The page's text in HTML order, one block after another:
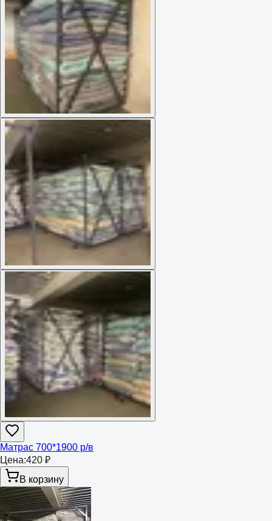
Матрас 700*1900 р/в
Цена:420 ₽
В корзину